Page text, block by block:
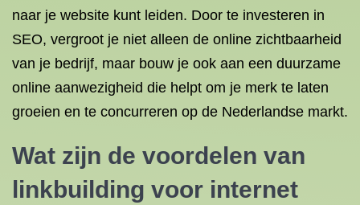
naar je website kunt leiden. Door te investeren in
SEO, vergroot je niet alleen de online zichtbaarheid
van je bedrijf, maar bouw je ook aan een duurzame
online aanwezigheid die helpt om je merk te laten
groeien en te concurreren op de Nederlandse markt.
Wat zijn de voordelen van
linkbuilding voor internet